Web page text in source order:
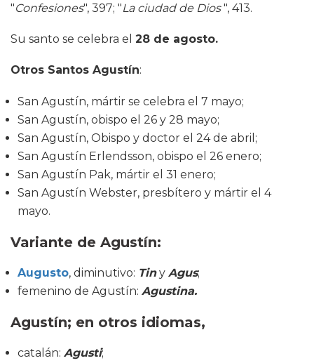
"Confesiones", 397; "La ciudad de Dios", 413.
Su santo se celebra el 28 de agosto.
Otros Santos Agustín:
San Agustín, mártir se celebra el 7 mayo;
San Agustín, obispo el 26 y 28 mayo;
San Agustín, Obispo y doctor el 24 de abril;
San Agustín Erlendsson, obispo el 26 enero;
San Agustín Pak, mártir el 31 enero;
San Agustín Webster, presbítero y mártir el 4
mayo.
Variante de Agustín:
Augusto, diminutivo: Tiny Agus;
femenino de Agustín: Agustina.
Agustín; en otros idiomas,
catalán: Agusti;